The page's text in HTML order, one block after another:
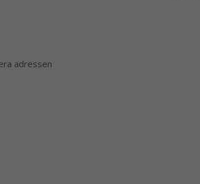
adressen